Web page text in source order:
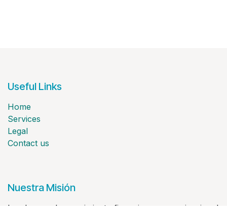
Useful Links
Home
Services
Legal
Contact us
Nuestra Misión
Involucrar el conocimiento financiero y organizacional